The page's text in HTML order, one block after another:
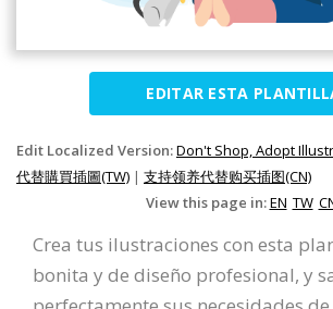
EDITAR ESTA
Edit Localized Version:Don't Shop, Adopt
代替購買插圖(TW) | 支持领养代替购买插图(CN)
View this page in:EN TW
Crea tus ilustraciones con esta
bonita y de diseño profesional, y